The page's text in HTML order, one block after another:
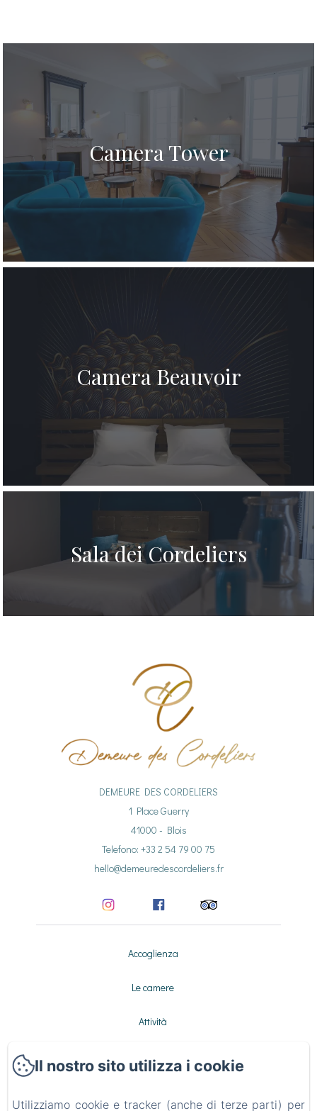
Camera Tower
Camera Beauvoir
Sala dei Cordeliers
DEMEURE DES CORDELIERS
1 Place Guerry
41000 - Blois
Telefono: +33 2 54 79 00 75
hello@demeuredescordeliers.fr
Accoglienza
Le camere
Attività
Il nostro sito utilizza i cookie
Utilizziamo cookie e tracker (anche di terze parti) per